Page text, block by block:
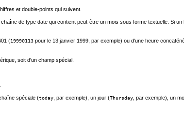
et double-points qui suivent.
de type date qui contient peut-être un mois sous forme textuelle. Si
(19990113 pour le 13 janvier 1999, par exemple) ou d'une heure
soit d'un champ spécial.
spéciale (today , par exemple), un jour (Thursday , par exemple), un